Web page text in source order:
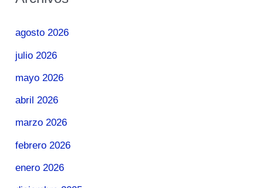
agosto 2026
julio 2026
mayo 2026
abril 2026
marzo 2026
febrero 2026
enero 2026